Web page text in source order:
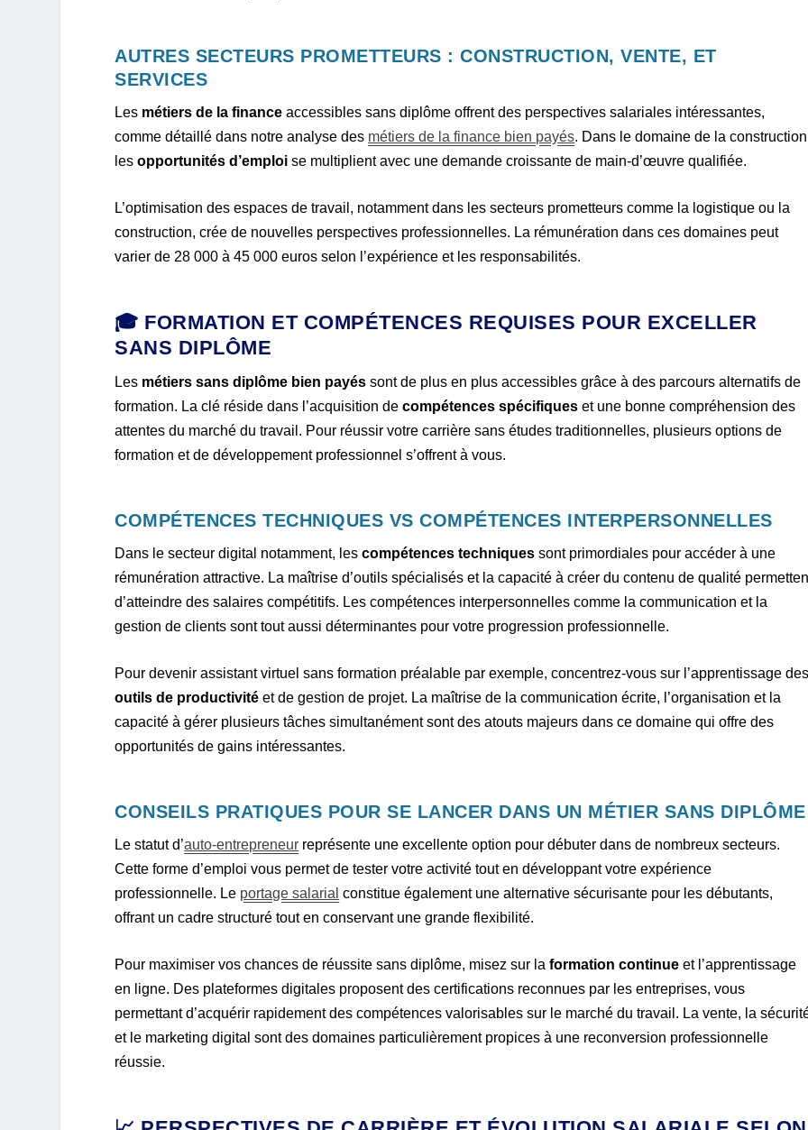
AUTRES SECTEURS PROMETTEURS : CONSTRUCTION, VENTE, ET
SERVICES
Les métiers de la finance accessibles sans diplôme offrent des perspectives salariales intéressantes,
comme détaillé dans notre analyse des métiers de la finance bien payés. Dans le domaine de la
lesopportunités d’emploi se multiplient avec une demande croissante de main-d’œuvre qualifiée.
L’optimisation des espaces de travail, notamment dans les secteurs prometteurs comme la logistique ou la
construction, crée de nouvelles perspectives professionnelles. La rémunération dans ces domaines peut
varier de 28 000 à 45 000 euros selon l’expérience et les responsabilités.
🎓 FORMATION ET COMPÉTENCES REQUISES POUR EXCELLER
SANS DIPLÔME
Les métiers sans diplôme bien payés sont de plus en plus accessibles grâce à des parcours alternatifs de
formation. La clé réside dans l’acquisition decompétences spécifiques et une bonne compréhension des
attentes du marché du travail. Pour réussir votre carrière sans études traditionnelles, plusieurs options de
formation et de développement professionnel s’offrent à vous.
COMPÉTENCES TECHNIQUES VS COMPÉTENCES INTERPERSONNELLES
Dans le secteur digital notamment, lescompétences techniques sont primordiales pour accéder à une
rémunération attractive. La maîtrise d’outils spécialisés et la capacité à créer du contenu de qualité
d’atteindre des salaires compétitifs. Les compétences interpersonnelles comme la communication et la
gestion de clients sont tout aussi déterminantes pour votre progression professionnelle.
Pour devenir assistant virtuel sans formation préalable par exemple, concentrez-vous sur l’apprentissage
outils de productivité et de gestion de projet. La maîtrise de la communication écrite, l’organisation et la
capacité à gérer plusieurs tâches simultanément sont des atouts majeurs dans ce domaine qui offre des
opportunités de gains intéressantes.
CONSEILS PRATIQUES POUR SE LANCER DANS UN MÉTIER SANS DIPLÔME
Le statut d’auto-entrepreneur représente une excellente option pour débuter dans de nombreux secteurs.
Cette forme d’emploi vous permet de tester votre activité tout en développant votre expérience
professionnelle. Le portage salarial constitue également une alternative sécurisante pour les débutants,
offrant un cadre structuré tout en conservant une grande flexibilité.
Pour maximiser vos chances de réussite sans diplôme, misez sur laformation continue et l’apprentissage
en ligne. Des plateformes digitales proposent des certifications reconnues par les entreprises, vous
permettant d’acquérir rapidement des compétences valorisables sur le marché du travail. La vente, la
et le marketing digital sont des domaines particulièrement propices à une reconversion professionnelle
réussie.